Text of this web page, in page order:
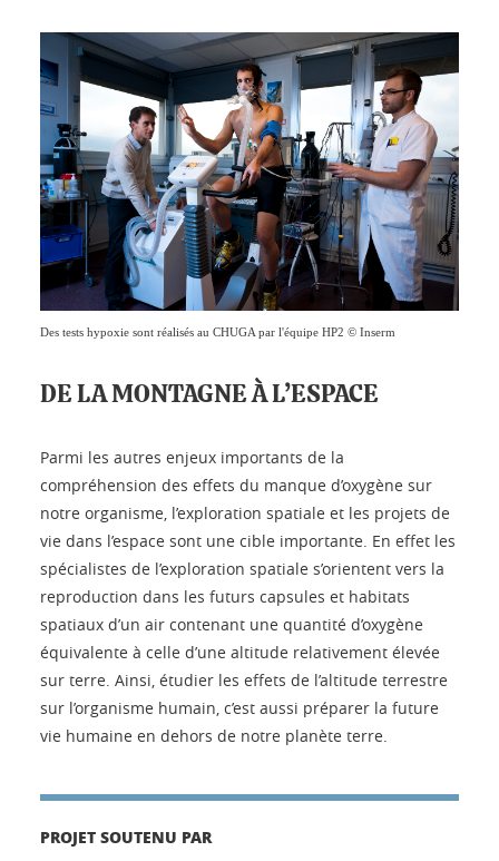
Des tests hypoxie sont réalisés au CHUGA par l'équipe HP2 © Inserm
DE LA MONTAGNE À L’ESPACE
Parmi les autres enjeux importants de la
compréhension des effets du manque d’oxygène sur
notre organisme, l’exploration spatiale et les projets de
vie dans l’espace sont une cible importante. En effet les
spécialistes de l’exploration spatiale s’orientent vers la
reproduction dans les futurs capsules et habitats
spatiaux d’un air contenant une quantité d’oxygène
équivalente à celle d’une altitude relativement élevée
sur terre. Ainsi, étudier les effets de l’altitude terrestre
sur l’organisme humain, c’est aussi préparer la future
vie humaine en dehors de notre planète terre.
PROJET SOUTENU PAR